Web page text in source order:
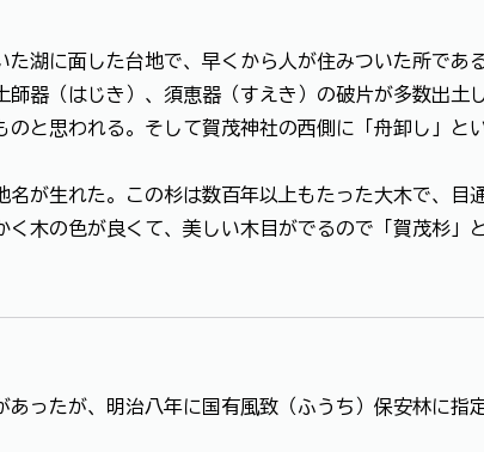
湖に面した台地で、早くから人が住みついた所であ
器（はじき）、須恵器（すえき）の破片が多数出土
と思われる。そして賀茂神社の西側に「舟卸し」と
が生れた。この杉は数百年以上もたった大木で、目
木の色が良くて、美しい木目がでるので「賀茂杉」
ったが、明治八年に国有風致（ふうち）保安林に指